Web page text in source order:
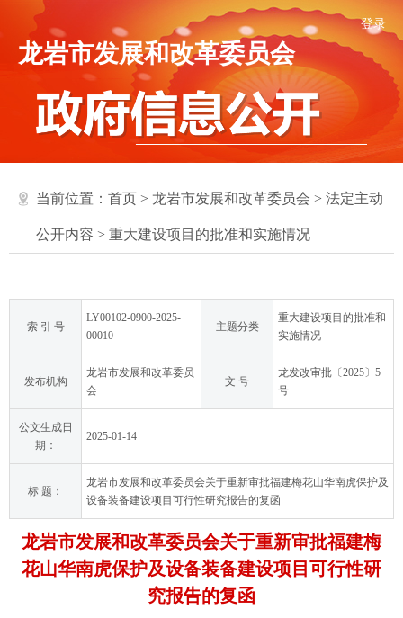
登录
龙岩市发展和改革委员会
当前位置： 首页 > 龙岩市发展和改革委员会 > 法定主动
公开内容 > 重大建设项目的批准和实施情况
索 引 号
LY00102-0900-2025-
00010
主题分类
重大建设项目的批准和
实施情况
发布机构
龙岩市发展和改革委员
会
文 号
龙发改审批〔2025〕5
号
公文生成日
期：
2025-01-14
标 题：
龙岩市发展和改革委员会关于重新审批福建梅花山华南虎保护及
设备装备建设项目可行性研究报告的复函
龙岩市发展和改革委员会关于重新审批福建梅
花山华南虎保护及设备装备建设项目可行性研
究报告的复函